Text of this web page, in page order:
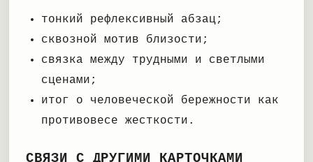
тонкий рефлексивный абзац;
сквозной мотив близости;
связка между трудными и светлыми
сценами;
итог о человеческой бережности как
противовесе жесткости.
СВЯЗИ С ДРУГИМИ КАРТОЧКАМИ